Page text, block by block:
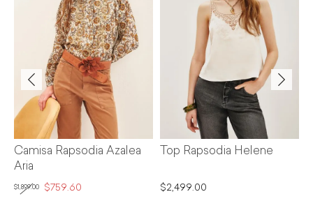
Camisa Rapsodia Azalea
Aria
$1,899.00 $759.60
Top Rapsodia Helene
$2,499.00